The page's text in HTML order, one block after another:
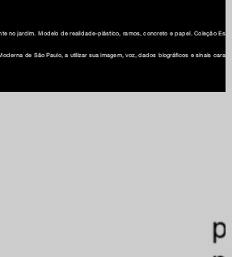
no jardim. Modelo de realidade-plástico, ramos, concreto e papel. Coleção
de São Paulo, a utilizar sua imagem, voz, dados biográficos e sinais